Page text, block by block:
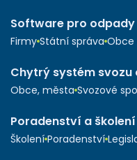
Software pro odpady
Firmy Státní správa Obce
Chytrý systém svozu
Obce, města Svozové
Poradenství a školení
Školení Poradenství